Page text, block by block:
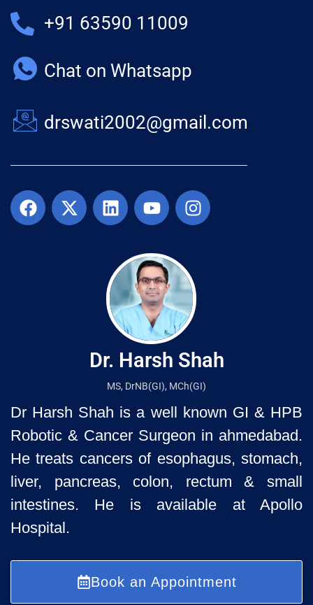
+91 63590 11009
Chat on Whatsapp
drswati2002@gmail.com
Dr. Harsh Shah
MS, DrNB(GI), MCh(GI)
Dr Harsh Shah is a well known GI & HPB
Robotic & Cancer Surgeon in ahmedabad.
He treats cancers of esophagus, stomach,
liver, pancreas, colon, rectum & small
intestines. He is available at Apollo
Hospital.
Book an Appointment